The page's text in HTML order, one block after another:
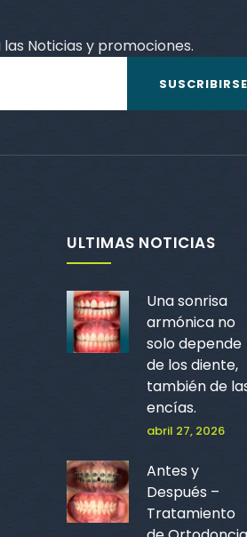
las Noticias y promociones.
SUSCRIBIRSE
ULTIMAS NOTICIAS
Una sonrisa
armónica no
solo depende
de los diente,
también de
encías.
abril 27, 2026
Antes y
Después –
Tratamiento